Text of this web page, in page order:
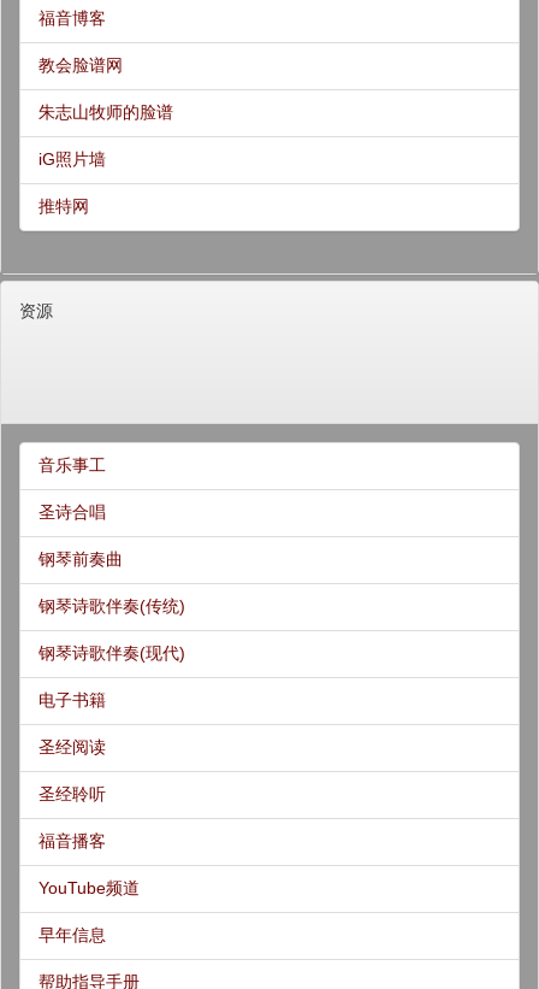
福音博客
教会脸谱网
朱志山牧师的脸谱
iG照片墙
推特网
资源
音乐事工
圣诗合唱
钢琴前奏曲
钢琴诗歌伴奏(传统)
钢琴诗歌伴奏(现代)
电子书籍
圣经阅读
圣经聆听
福音播客
YouTube频道
早年信息
帮助指导手册